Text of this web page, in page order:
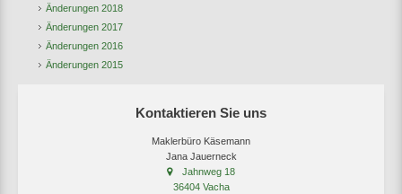
Änderungen 2018
Änderungen 2017
Änderungen 2016
Änderungen 2015
Kontaktieren Sie uns
Maklerbüro Käsemann
Jana Jauerneck
Jahnweg 18
36404 Vacha